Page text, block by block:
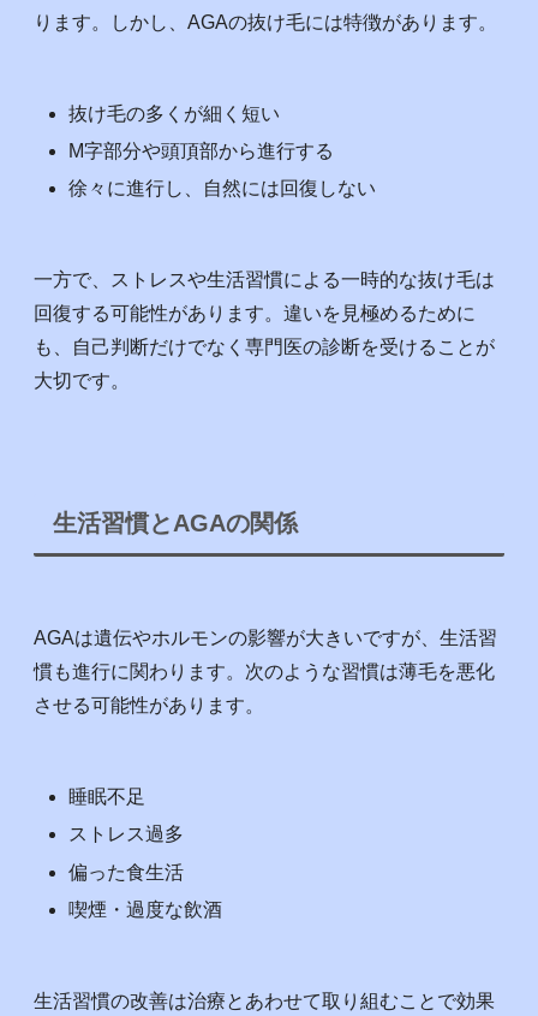
ります。しかし、AGAの抜け毛には特徴があります。
抜け毛の多くが細く短い
M字部分や頭頂部から進行する
徐々に進行し、自然には回復しない
一方で、ストレスや生活習慣による一時的な抜け毛は
回復する可能性があります。違いを見極めるために
も、自己判断だけでなく専門医の診断を受けることが
大切です。
生活習慣とAGAの関係
AGAは遺伝やホルモンの影響が大きいですが、生活習
慣も進行に関わります。次のような習慣は薄毛を悪化
させる可能性があります。
睡眠不足
ストレス過多
偏った食生活
喫煙・過度な飲酒
生活習慣の改善は治療とあわせて取り組むことで効果